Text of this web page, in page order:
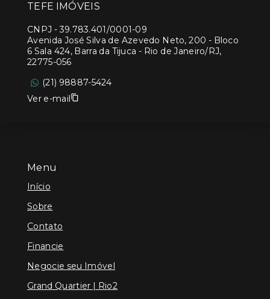
Menu
Início
Sobre
Contato
Financie
Negocie seu Imóvel
Grand Quartier | Rio2
TEFE IMÓVEIS
CNPJ -39.783.401/0001-09
Avenida José Silva de Azevedo Neto, 200 - Bloco
6 Sala 424, Barra da Tijuca - Rio de Janeiro/RJ,
22775-056
(21) 98887-5424
Ver e-mail